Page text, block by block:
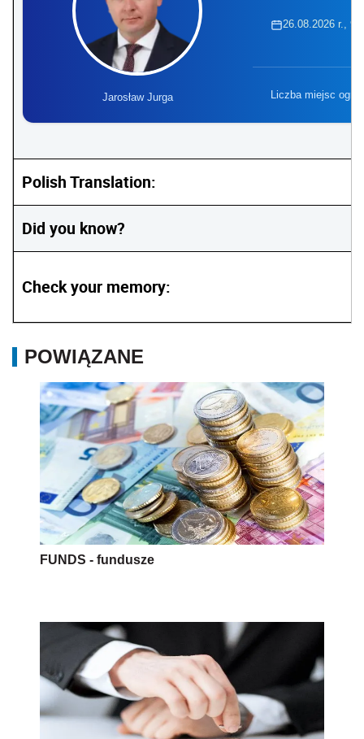
Jarosław Jurga
26.08.2026 r.,
Liczba miejsc
Polish Translation:
Did you know?
Check your memory:
POWIĄZANE
FUNDS - fundusze